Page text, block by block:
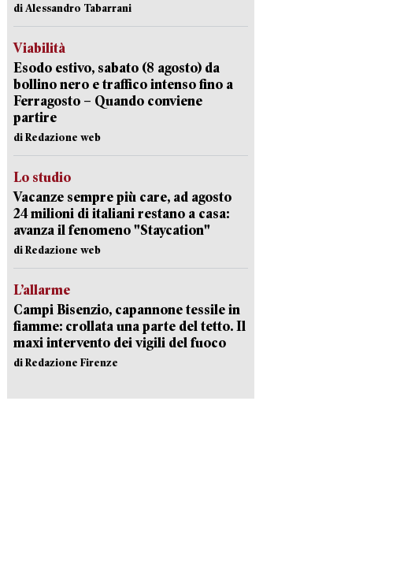
di Alessandro Tabarrani
Viabilità
Esodo estivo, sabato (8 agosto) da
bollino nero e traffico intenso fino a
Ferragosto – Quando conviene
partire
di Redazione web
Lo studio
Vacanze sempre più care, ad agosto
24 milioni di italiani restano a casa:
avanza il fenomeno "Staycation"
di Redazione web
L’allarme
Campi Bisenzio, capannone tessile in
fiamme: crollata una parte del tetto. Il
maxi intervento dei vigili del fuoco
di Redazione Firenze